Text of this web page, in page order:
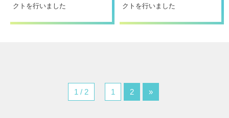
クトを行いました
クトを行いました
1 / 2 1 2 »